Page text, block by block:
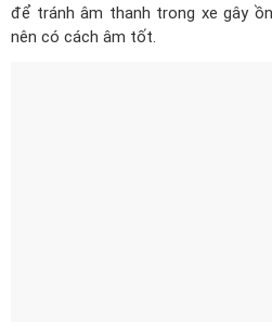
để tránh âm thanh trong xe gây
nên có cách âm tốt.